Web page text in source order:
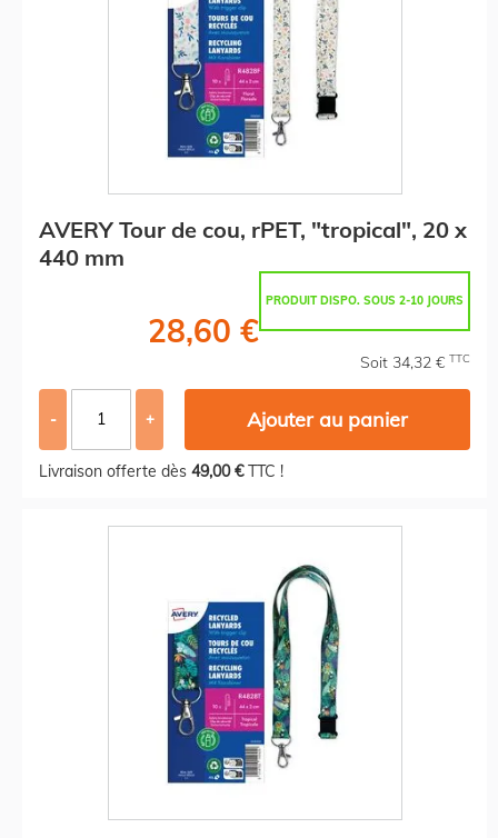
AVERY Tour de cou, rPET, "tropical", 20 x
440 mm
PRODUIT DISPO. SOUS 2-10 JOURS
28,60 €
Soit 34,32 € TTC
- + Ajouter au panier
Livraison offerte dès 49,00 €TTC !